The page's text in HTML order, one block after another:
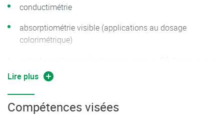
conductimétrie
absorptiométrie visible (applications au dosage
colorimétrique)
électrodes sélectives ioniques)
Lire plus
Compétences visées